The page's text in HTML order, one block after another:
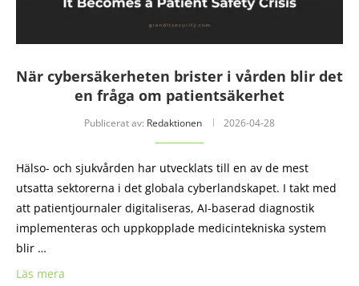
När cybersäkerheten brister i vården blir det
en fråga om patientsäkerhet
Publicerat av: Redaktionen 2026-04-28
Hälso- och sjukvården har utvecklats till en av de mest
utsatta sektorerna i det globala cyberlandskapet. I takt med
att patientjournaler digitaliseras, AI-baserad diagnostik
implementeras och uppkopplade medicintekniska system
blir …
Läs mera